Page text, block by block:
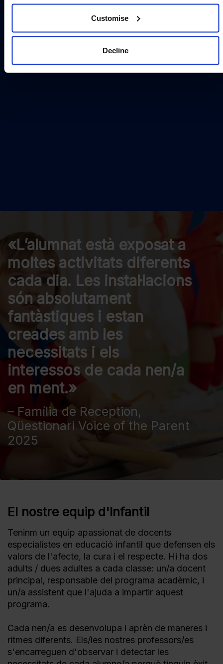
Customise
Decline
«L’alumnat està exposat a
moltes activitats diferents
cada dia. Les instal·lacions
són absolutament
fantàstiques i estan
creades amb les
necessitats i els
interessos de cada nen/a
en ment.»
– Família de Reception,
Qüestionari Voice of the Parent
2025
El nostre equip d'Infantil
Teninm un equip apassionat de docents
especialistes en educació infantil que defensen els
valors de l'afecte, la cura i el respecte. Hi ha dos
adults / dues adultes a cada classe: un/a docent
principal, responsable del programa acadèmic, i
un/a assistent que l'ajuda a impartir aquest
programa.
Cada nen/a es desenvolupa i aprèn de maneres i
ritmes diferents. Els/les nostres professors/es
s'encarreguen d'observar i detectar les